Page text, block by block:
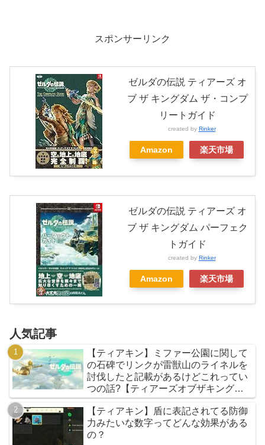
スポンサーリンク
ゼルダの伝説 ティアーズ オ
ブ ザ キングダム ザ・コンプ
リートガイド
created by Rinker
Amazon 楽天市場
ゼルダの伝説 ティアーズ オ
ブ ザ キングダム パーフェク
トガイド
created by Rinker
Amazon 楽天市場
人気記事
【ティアキン】ミファー公園に関して
の石碑でリンクが雷獣山のライネルを
討伐したと記載があるけどこれってい
つの話?【ティアーズオブザキングダ
ム】
【ティアキン】盾に表記されてる防御
力みたいな数字ってどんな効果がある
の？